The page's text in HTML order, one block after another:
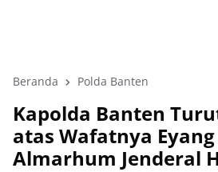
Beranda Polda Banten
Kapolda Banten
atas Wafatnya
Almarhum Jenderal